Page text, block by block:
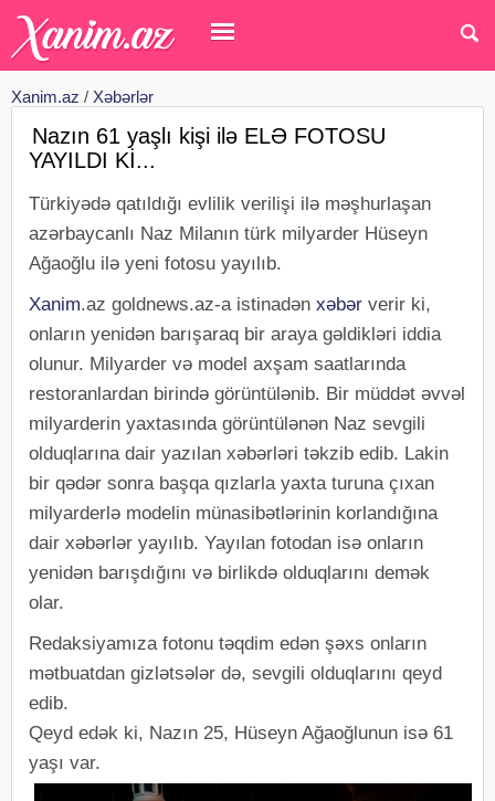
Xanim.az / Xəbərlər
Nazın 61 yaşlı kişi ilə ELƏ FOTOSU
YAYILDI Kİ...
Türkiyədə qatıldığı evlilik verilişi ilə məşhurlaşan
azərbaycanlı Naz Milanın türk milyarder Hüseyn
Ağaoğlu ilə yeni fotosu yayılıb.
Xanim.az goldnews.az-a istinadən xəbər verir ki,
onların yenidən barışaraq bir araya gəldikləri iddia
olunur. Milyarder və model axşam saatlarında
restoranlardan birində görüntülənib. Bir müddət əvvəl
milyarderin yaxtasında görüntülənən Naz sevgili
olduqlarına dair yazılan xəbərləri təkzib edib. Lakin
bir qədər sonra başqa qızlarla yaxta turuna çıxan
milyarderlə modelin münasibətlərinin korlandığına
dair xəbərlər yayılıb. Yayılan fotodan isə onların
yenidən barışdığını və birlikdə olduqlarını demək
olar.
Redaksiyamıza fotonu təqdim edən şəxs onların
mətbuatdan gizlətsələr də, sevgili olduqlarını qeyd
edib.
Qeyd edək ki, Nazın 25, Hüseyn Ağaoğlunun isə 61
yaşı var.